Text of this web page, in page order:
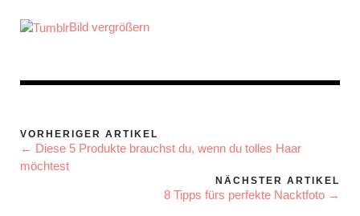
Bild vergrößern
VORHERIGER ARTIKEL
← Diese 5 Produkte brauchst du, wenn du tolles Haar
möchtest
NÄCHSTER ARTIKEL
8 Tipps fürs perfekte Nacktfoto →